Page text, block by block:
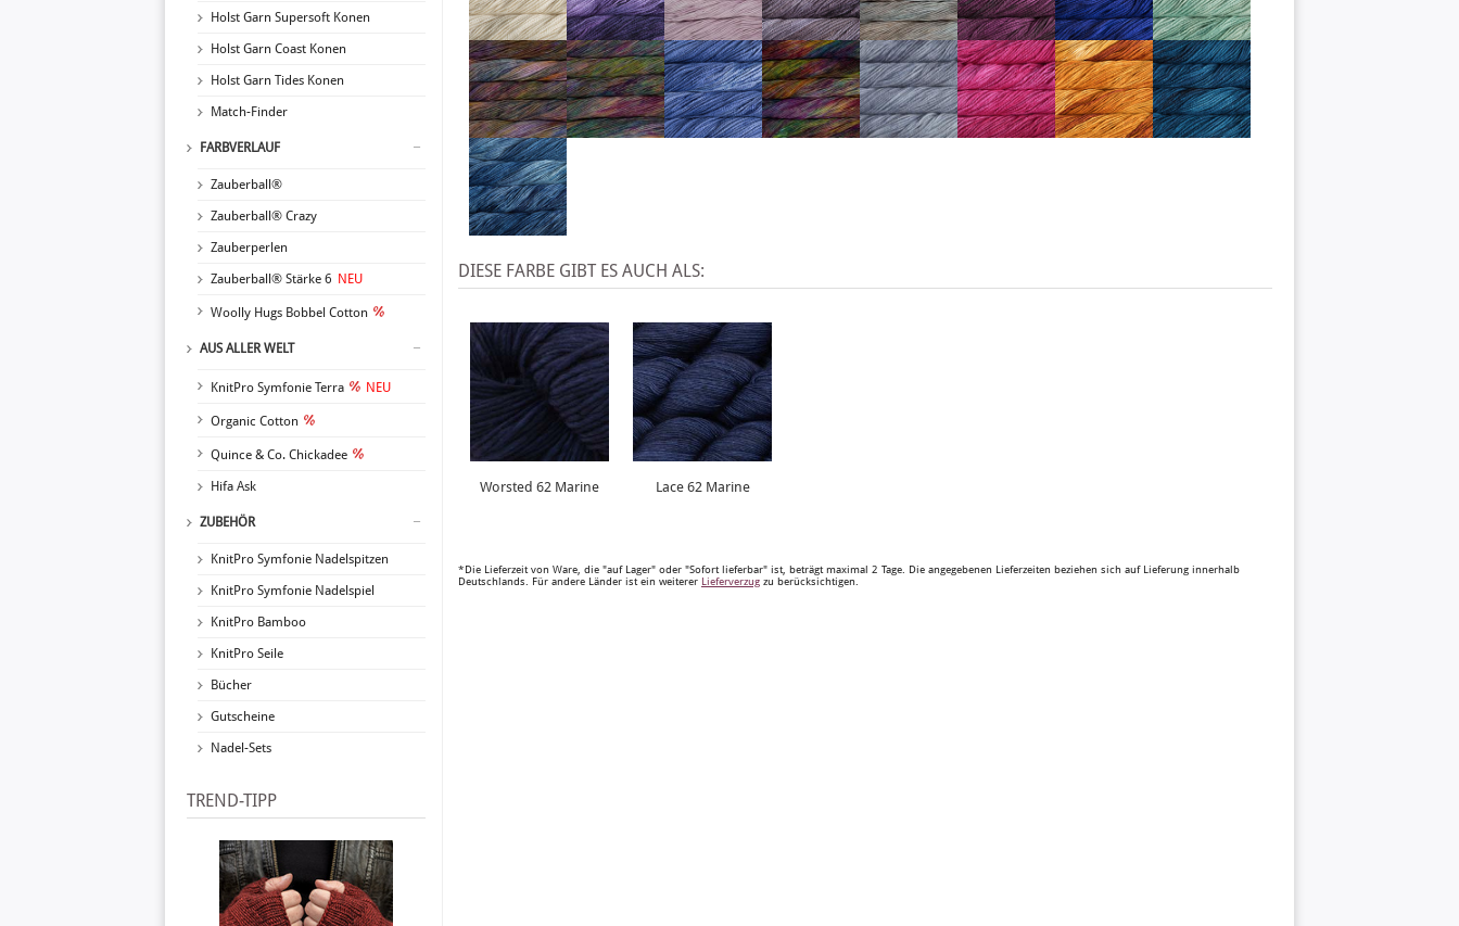
Holst Garn Supersoft Konen
Holst Garn Coast Konen
Holst Garn Tides Konen
Match-Finder
FARBVERLAUF
Zauberball®
Zauberball® Crazy
Zauberperlen
Zauberball® Stärke 6 NEU
Woolly Hugs Bobbel Cotton
AUS ALLER WELT
KnitPro Symfonie Terra NEU
Organic Cotton
Quince & Co. Chickadee
Hifa Ask
ZUBEHÖR
KnitPro Symfonie Nadelspitzen
KnitPro Symfonie Nadelspiel
KnitPro Bamboo
KnitPro Seile
Bücher
Gutscheine
Nadel-Sets
TREND-TIPP
DIESE FARBE GIBT ES AUCH ALS:
Worsted 62 Marine Lace 62 Marine
*Die Lieferzeit von Ware, die "auf Lager" oder "Sofort lieferbar" ist, beträgt maximal 2 Tage. Die angegebenen Lieferzeiten beziehen sich auf Lieferung innerhalb
Deutschlands. Für andere Länder ist ein weiterer Lieferverzug zu berücksichtigen.